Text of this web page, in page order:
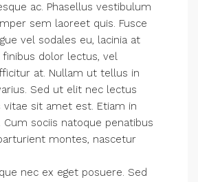
ac. Phasellus vestibulum
sem laoreet quis. Fusce
vel sodales eu, lacinia at
finibus dolor lectus, vel
at. Nullam ut tellus in
Sed ut elit nec lectus
sit amet est. Etiam in
Cum sociis natoque penatibus
montes, nascetur
nec ex eget posuere. Sed